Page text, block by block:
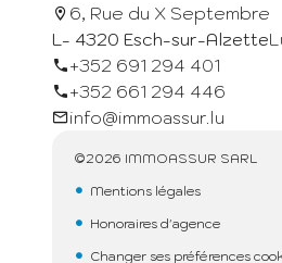
6, Rue du X Septembre
L- 4320 Esch-sur-Alzette
+352 691 294 401
+352 661 294 446
info@immoassur.lu
©2026 IMMOASSUR SARL
Mentions légales
Honoraires d'agence
Changer ses préférences